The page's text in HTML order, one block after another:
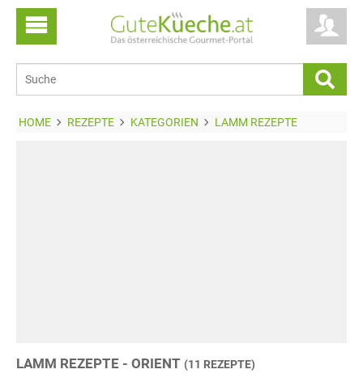
HOME REZEPTE KATEGORIEN LAMM REZEPTE
LAMM REZEPTE - ORIENT (11 REZEPTE)